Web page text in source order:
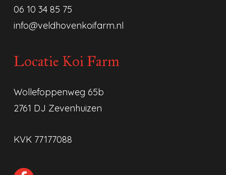
06 10 34 85 75
info@veldhovenkoifarm.nl
Locatie Koi Farm
Wollefoppenweg 65b
2761 DJ Zevenhuizen
KVK 77177088